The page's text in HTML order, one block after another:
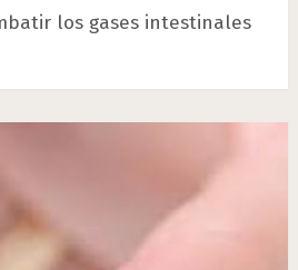
los gases intestinales